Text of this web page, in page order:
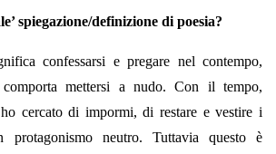
spiegazione/definizione di poesia?
confessarsi e pregare nel contempo,
comporta mettersi a nudo. Con il tempo,
cercato di impormi, di restare e vestire i
neutro. Tuttavia questo è